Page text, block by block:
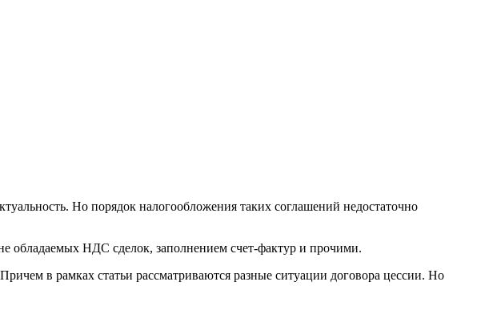
Но порядок налогообложения таких соглашений недостаточно
обладаемых НДС сделок, заполнением счет-фактур и прочими.
в рамках статьи рассматриваются разные ситуации договора цессии. Но